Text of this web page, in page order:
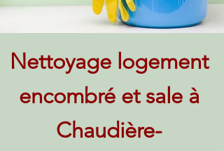
Nettoyage logement
encombré et sale à
Chaudière-